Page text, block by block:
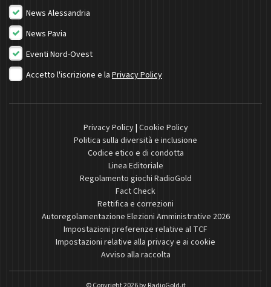
News Alessandria
News Pavia
Eventi Nord-Ovest
Accetto l'iscrizione e la Privacy Policy
Privacy Policy| Cookie Policy
Politica sulla diversità e inclusione
Codice etico e di condotta
Linea Editoriale
Regolamento giochi RadioGold
Fact Check
Rettifica e correzioni
Autoregolamentazione Elezioni Amministrative 2026
Impostazioni preferenze relative al TCF
Impostazioni relative alla privacy e ai cookie
Avviso alla raccolta